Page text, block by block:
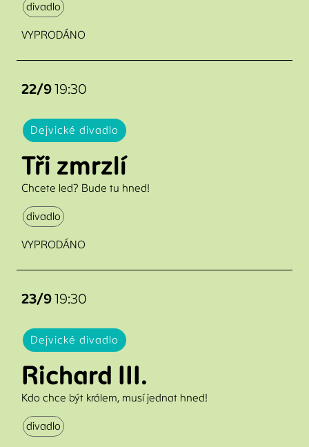
divadlo
VYPRODÁNO
22/919:30
Dejvické divadlo
Tři zmrzlí
Chcete led? Bude tu hned!
divadlo
VYPRODÁNO
23/919:30
Dejvické divadlo
Richard III.
Kdo chce být králem, musí jednat hned!
divadlo